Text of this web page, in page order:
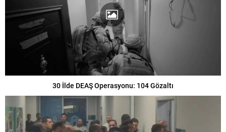
30 İlde DEAŞ Operasyonu: 104 Gözaltı